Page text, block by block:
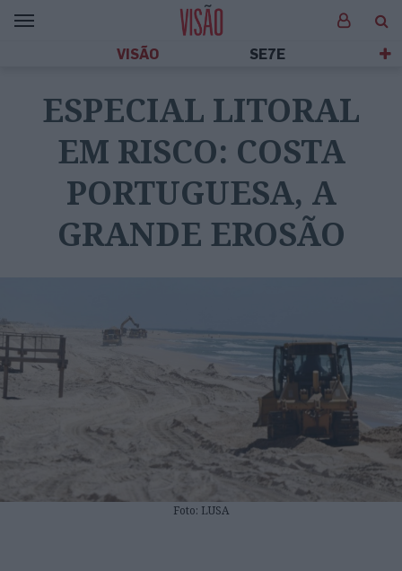
VISÃO SE7E
ESPECIAL LITORAL
EM RISCO: COSTA
PORTUGUESA, A
GRANDE EROSÃO
Foto: LUSA